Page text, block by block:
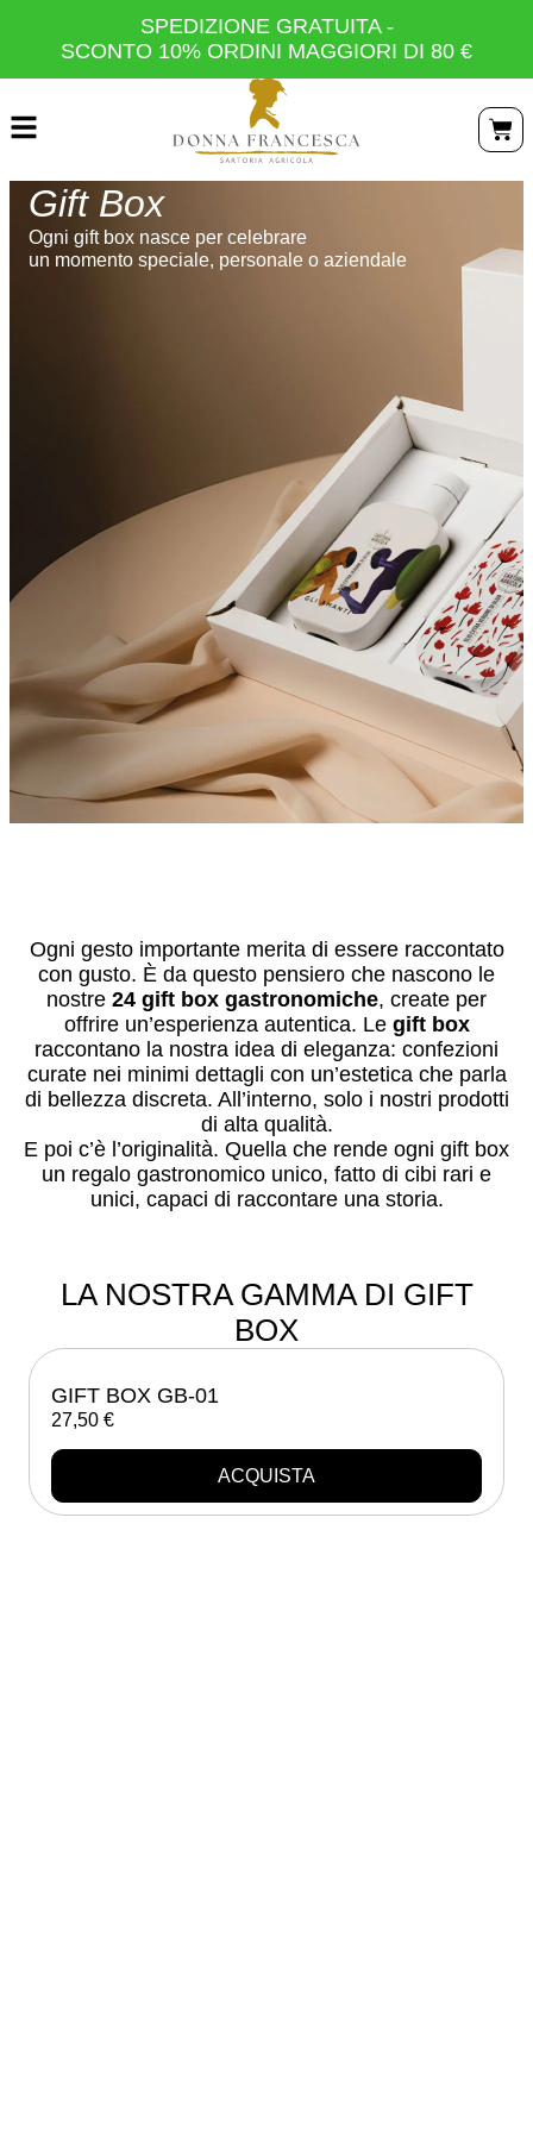
SPEDIZIONE GRATUITA -
SCONTO 10% ORDINI MAGGIORI DI 80 €
Gift Box
Ogni gift box nasce per celebrare
un momento speciale, personale o aziendale
Ogni gesto importante merita di essere raccontato
con gusto. È da questo pensiero che nascono le
nostre 24 gift box gastronomiche, create per
offrire un’esperienza autentica. Le gift box
raccontano la nostra idea di eleganza: confezioni
curate nei minimi dettagli con un’estetica che parla
di bellezza discreta. All’interno, solo i nostri prodotti
di alta qualità.
E poi c’è l’originalità. Quella che rende ogni gift box
un regalo gastronomico unico, fatto di cibi rari e
unici, capaci di raccontare una storia.
LA NOSTRA GAMMA DI GIFT
BOX
GIFT BOX GB-01
27,50 €
ACQUISTA